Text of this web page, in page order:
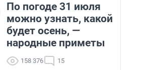
По погоде 31 июля
можно узнать, какой
будет осень, —
народные приметы
158 376 15